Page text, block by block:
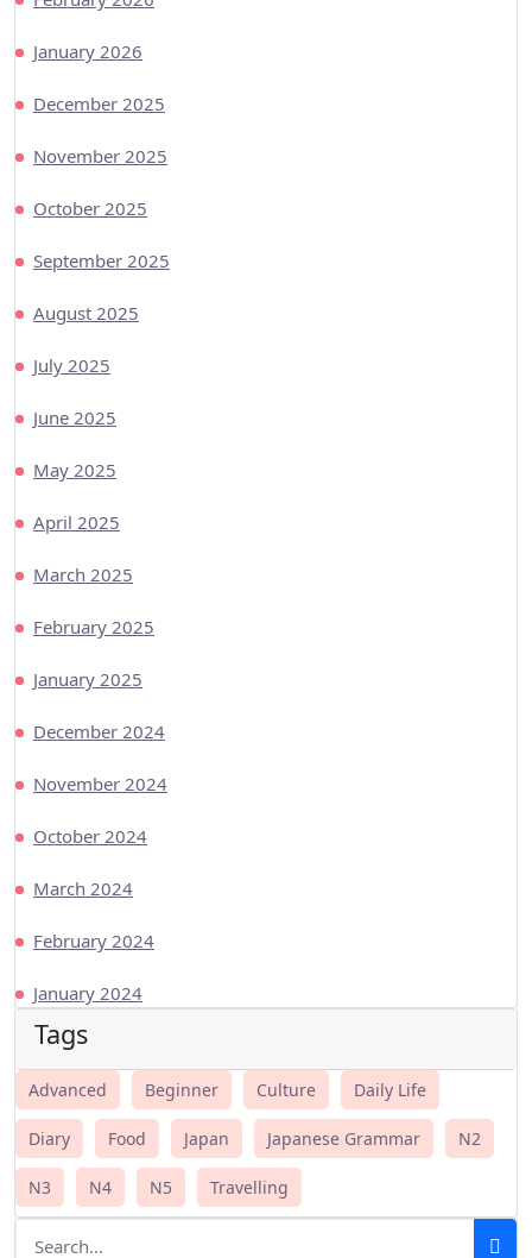
January 2026
December 2025
November 2025
October 2025
September 2025
August 2025
July 2025
June 2025
May 2025
April 2025
March 2025
February 2025
January 2025
December 2024
November 2024
October 2024
March 2024
February 2024
January 2024
Tags
Advanced Beginner Culture Daily Life
Diary Food Japan Japanese Grammar N2
N3 N4 N5 Travelling